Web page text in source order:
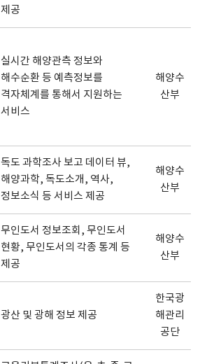
제공
실시간 해양관측 정보와
해수순환 등 예측정보를
격자체계를 통해서 지원하는
서비스
해양수
산부
독도 과학조사 보고 데이터 뷰,
해양과학, 독도소개, 역사,
정보소식 등 서비스 제공
해양수
산부
무인도서 정보조회, 무인도서
현황, 무인도서의 각종 통계 등
제공
해양수
산부
광산 및 광해 정보 제공
한국광
해관리
공단